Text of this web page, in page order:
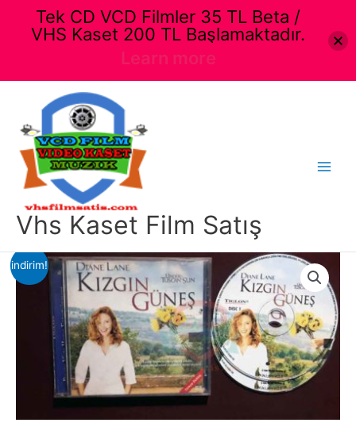
Vhs Kaset Film Satış
indirim!
Tek CD VCD Filmler 35 TL Beta /
VHS Kaset 200 TL Başlamaktadır.
Learn more